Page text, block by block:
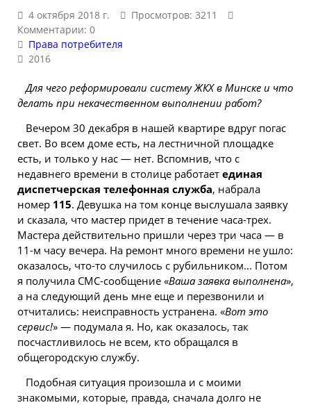
4 октября 2018 г.
Просмотров: 3211
Комментарии: 0
Права потребителя
2016
Для чего реформировали систему ЖКХ в Минске и что
делать при некачественном выполнении работ?
Вечером 30 декабря в нашей квартире вдруг погас
свет. Во всем доме есть, на лестничной площадке
есть, и только у нас — нет. Вспомнив, что с
недавнего времени в столице работает единая
диспетчерская телефонная служба, набрала
номер 115. Девушка на том конце выслушала заявку
и сказала, что мастер придет в течение часа-трех.
Мастера действительно пришли через три часа — в
11-м часу вечера. На ремонт много времени не ушло:
оказалось, что-то случилось с рубильником... Потом
я получила СМС-сообщение «Ваша заявка выполнена»,
а на следующий день мне еще и перезвонили и
отчитались: неисправность устранена. «Вот это
сервис!» — подумала я. Но, как оказалось, так
посчастливилось не всем, кто обращался в
общегородскую службу.
Подобная ситуация произошла и с моими
знакомыми, которые, правда, сначала долго не